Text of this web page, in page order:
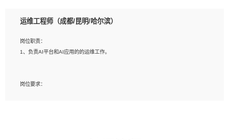
2、熟悉linux命令；
4、熟练使用oracle、mysql进行开发；
5、熟悉流程开发如使用activiti；
运维工程师（成都/昆明/哈尔滨）
岗位职责：
1、负责AI平台和AI应用的的运维工作。
岗位要求：